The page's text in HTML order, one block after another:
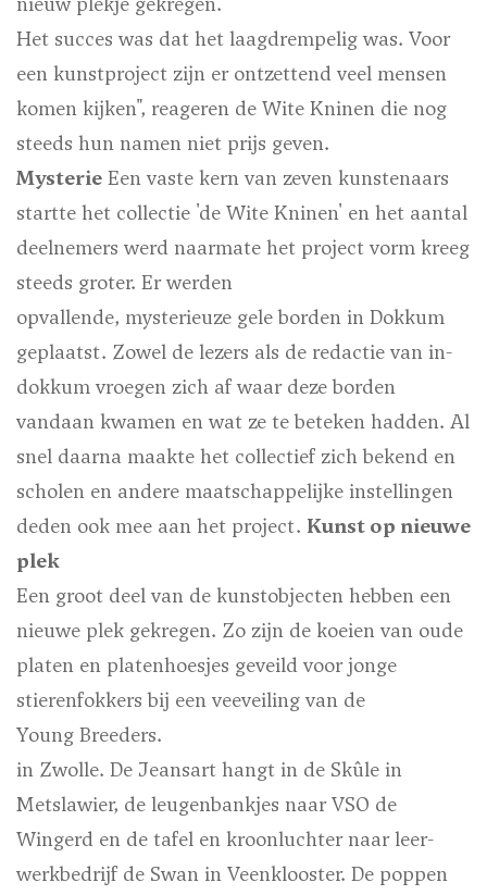
Het succes was dat het laagdrempelig was. Voor
een kunstproject zijn er ontzettend veel mensen
komen kijken", reageren de Wite Kninen die nog
steeds hun namen niet prijs geven.
Mysterie Een vaste kern van zeven kunstenaars
startte het collectie 'de Wite Kninen' en het aantal
deelnemers werd naarmate het project vorm kreeg
steeds groter. Er werden
opvallende, mysterieuze gele borden in Dokkum
geplaatst. Zowel de lezers als de redactie van in-
dokkum vroegen zich af waar deze borden
vandaan kwamen en wat ze te beteken hadden. Al
snel daarna maakte het collectief zich bekend en
scholen en andere maatschappelijke instellingen
deden ook mee aan het project. Kunst op nieuwe
plek
Een groot deel van de kunstobjecten hebben een
nieuwe plek gekregen. Zo zijn de koeien van oude
platen en platenhoesjes geveild voor jonge
stierenfokkers bij een veeveiling van de
Young Breeders.
in Zwolle. De Jeansart hangt in de Skûle in
Metslawier, de leugenbankjes naar VSO de
Wingerd en de tafel en kroonluchter naar leer-
werkbedrijf de Swan in Veenklooster. De poppen